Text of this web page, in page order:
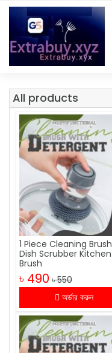
All products
1 Piece Cleaning Brush
Dish Scrubber Kitchen
Brush
৳ 490 ৳ 550
অর্ডার করুন